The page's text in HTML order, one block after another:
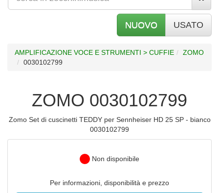
NUOVO USATO
AMPLIFICAZIONE VOCE E STRUMENTI > CUFFIE
ZOMO
0030102799
ZOMO 0030102799
Zomo Set di cuscinetti TEDDY per Sennheiser HD 25 SP - bianco
0030102799
Non disponibile
Per informazioni, disponibilità e prezzo